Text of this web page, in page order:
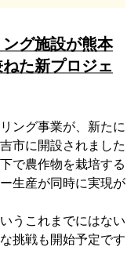
グ施設が熊本
た新プロジェ
ング事業が、新たに
市に開設されました
で農作物を栽培する
生産が同時に実現が
うこれまでにはない
挑戦も開始予定です